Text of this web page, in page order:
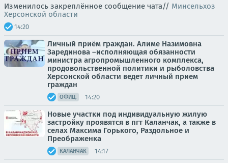
Изменилось закреплённое сообщение чата// Минсельхоз
Херсонской области
14:20
Личный приём граждан. Алиме Назимовна
Зарединова –исполняющая обязанности
министра агропромышленного комплекса,
продовольственной политики и рыболовства
Херсонской области ведет личный прием
граждан
ОФИЦ. 14:20
Новые участки под индивидуальную жилую
застройку проявятся в пгт Каланчак, а также в
селах Максима Горького, Раздольное и
Преображенка
КАЛАНЧАК 14:17